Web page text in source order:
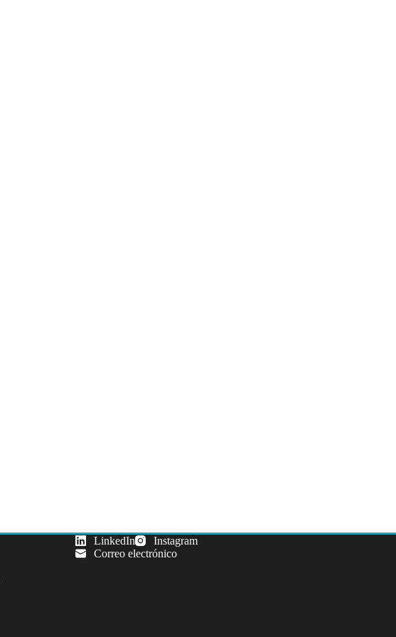
LinkedIn
Instagram
Correo electrónico